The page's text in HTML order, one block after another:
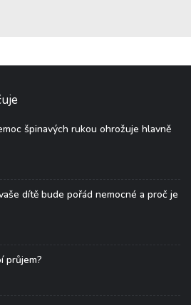
špinavých rukou ohrožuje hlavně
dítě bude pořád nemocné a proč je
průjem?